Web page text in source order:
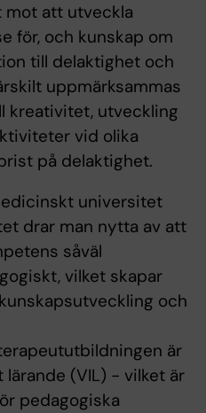
mot att utveckla
för, och kunskap om
till delaktighet och
uppmärksammas
kreativitet, utveckling
vid olika
på delaktighet.
universitet
drar man nytta av att
såväl
vilket skapar
och
är
(VIL) - vilket är
pedagogiska